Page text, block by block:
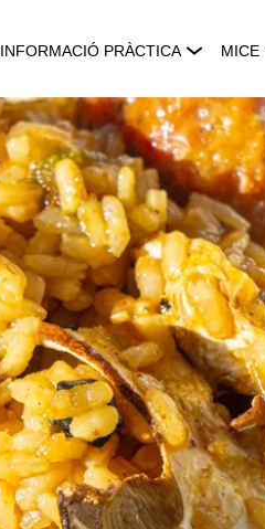
INFORMACIÓ PRÀCTICA MICE